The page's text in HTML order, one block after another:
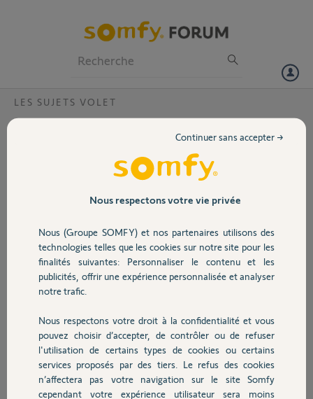
Volet
Sécurité
Domotique
Chauffage
Autres produits
LES SUJETS VOLET
Remise à zéro ne fonctionne pas ?
Dans une tentative de réglage des fins de course, j'ai commencé par
faire une remise à zéro du volet en ne débranchant que la phase ou le
neutre, je ne sais plus, le volet a réagit, la suite n'a pas fonctionné.
J'ai voulu recommencer avec les deux phases, 2s, 8s, 2s le volet ne
bouge pas. J'ai vérifié il est bien alimenté.
Hervé B.
il y a plus de 5 ans
Participer au fil de discussion
Réponses
Merci de bien vouloir lire le bandeau bleu de la page d'accueil svp !
Nous respectons votre vie privée
Nous (Groupe SOMFY) et nos partenaires utilisons des
technologies telles que les cookies sur notre site pour les
finalités suivantes: Personnaliser le contenu et les
publicités, offrir une expérience personnalisée et analyser
notre trafic.
Nous respectons votre droit à la confidentialité et vous
pouvez choisir d’accepter, de contrôler ou de refuser
l'utilisation de certains types de cookies ou certains
services proposés par des tiers. Le refus des cookies
n’affectera pas votre navigation sur le site Somfy
cependant votre expérience utilisateur sera moins
Continuer sans accepter →